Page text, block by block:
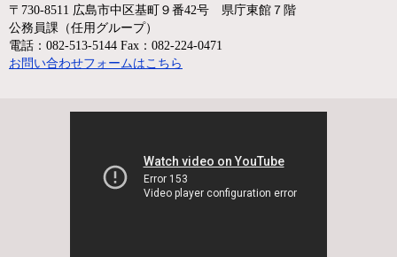
〒730-8511 広島市中区基町９番42号 県庁東館７階
公務員課（任用グループ）
電話：082-513-5144 Fax：082-224-0471
お問い合わせフォームはこちら